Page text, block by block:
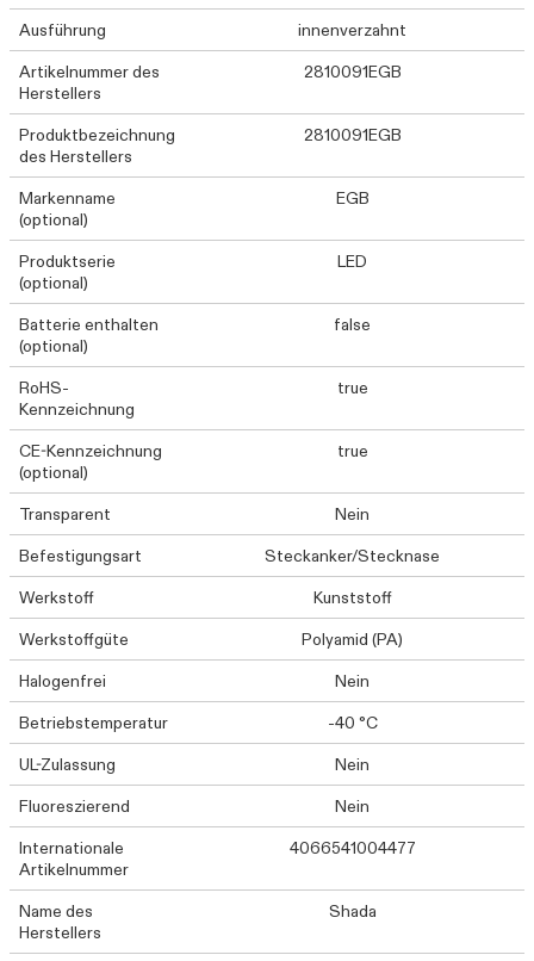
Ausführung
innenverzahnt
Artikelnummer des
Herstellers
2810091EGB
Produktbezeichnung
des Herstellers
2810091EGB
Markenname
(optional)
EGB
Produktserie
(optional)
LED
Batterie enthalten
(optional)
false
RoHS-
Kennzeichnung
true
CE-Kennzeichnung
(optional)
true
Transparent
Nein
Befestigungsart
Steckanker/Stecknase
Werkstoff
Kunststoff
Werkstoffgüte
Polyamid (PA)
Halogenfrei
Nein
Betriebstemperatur
-40 °C
UL-Zulassung
Nein
Fluoreszierend
Nein
Internationale
Artikelnummer
4066541004477
Name des
Herstellers
Shada